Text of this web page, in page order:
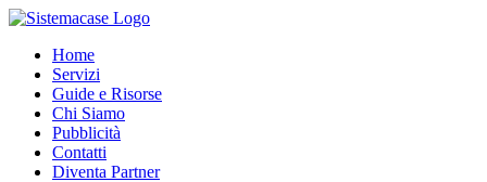
Home
Servizi
Guide e Risorse
Chi Siamo
Pubblicità
Contatti
Diventa Partner